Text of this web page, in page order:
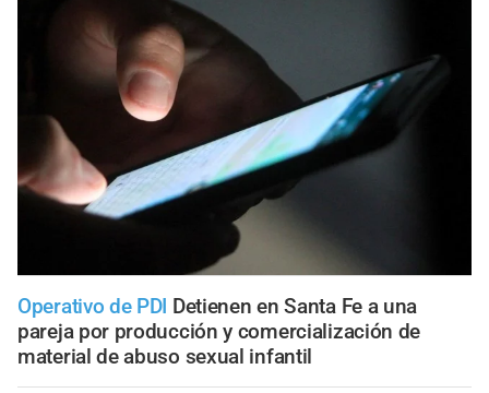
Operativo de PDI Detienen en Santa Fe a una
pareja por producción y comercialización de
material de abuso sexual infantil